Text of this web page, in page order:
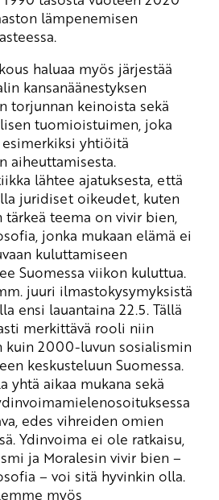
lämpenemisen
haluaa myös järjestää
kansanäänestyksen
torjunnan keinoista sekä
tuomioistuimen, joka
yhtiöitä
aiheuttamisesta.
lähtee ajatuksesta, että
juridiset oikeudet, kuten
teema on vivir bien,
jonka mukaan elämä ei
kuluttamiseen
Suomessa viikon kuluttua.
juuri ilmastokysymyksistä
ensi lauantaina 22.5. Tällä
merkittävä rooli niin
kuin 2000-luvun sosialismin
keskusteluun Suomessa.
yhtä aikaa mukana sekä
edes vihreiden omien
Ydinvoima ei ole ratkaisu,
ja Moralesin vivir bien –
– voi sitä hyvinkin olla.
myös